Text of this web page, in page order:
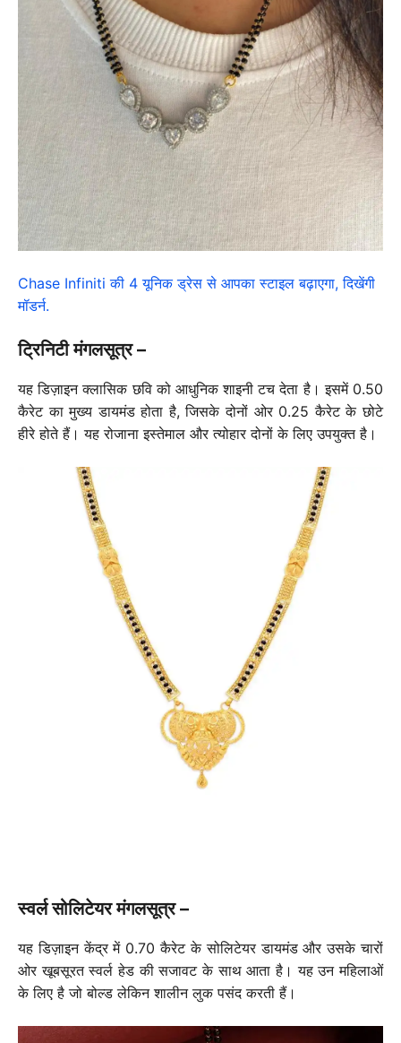
Chase Infiniti की 4 यूनिक ड्रेस से आपका स्टाइल बढ़ाएगा, दिखेंगी
मॉडर्न.
ट्रिनिटी मंगलसूत्र –
यह डिज़ाइन क्लासिक छवि को आधुनिक शाइनी टच देता है। इसमें 0.50
कैरेट का मुख्य डायमंड होता है, जिसके दोनों ओर 0.25 कैरेट के छोटे
हीरे होते हैं। यह रोजाना इस्तेमाल और त्योहार दोनों के लिए उपयुक्त है।
स्वर्ल सोलिटेयर मंगलसूत्र –
यह डिज़ाइन केंद्र में 0.70 कैरेट के सोलिटेयर डायमंड और उसके चारों
ओर खूबसूरत स्वर्ल हेड की सजावट के साथ आता है। यह उन महिलाओं
के लिए है जो बोल्ड लेकिन शालीन लुक पसंद करती हैं।